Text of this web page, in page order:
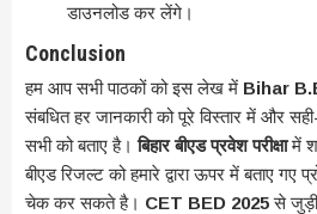
डाउनलोड कर लेंगे।
Conclusion
हम आप सभी पाठकों को इस लेख में Bihar
संबधित हर जानकारी को पूरे विस्तार में और
सभी को बताए है। बिहार बीएड प्रवेश परीक्षामें
बीएड रिजल्ट को हमारे द्वारा ऊपर में बताए
चेक कर सकते है। CET BED 2025से